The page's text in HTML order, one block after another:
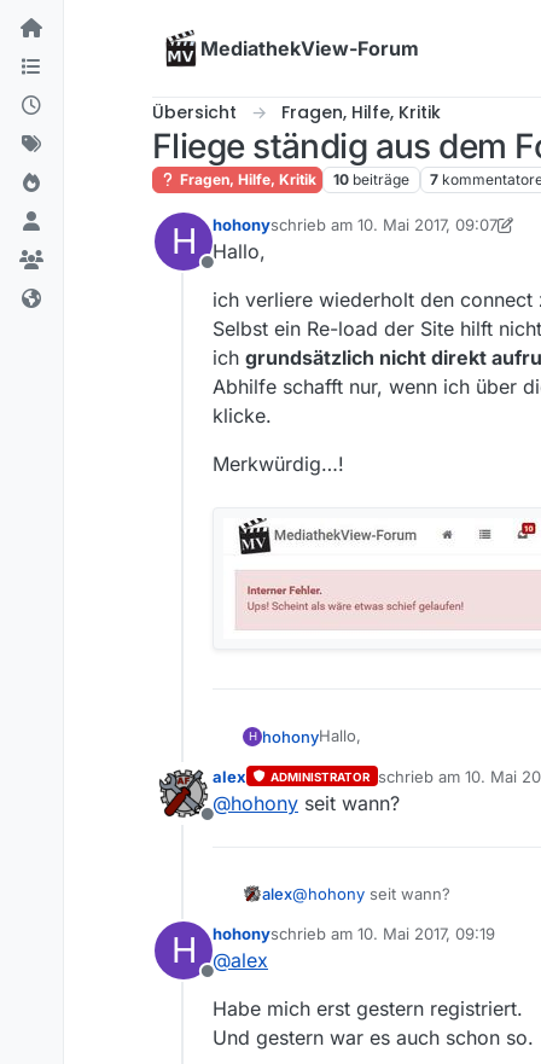
Skip to content
MediathekView-Forum
Übersicht Fragen, Hilfe, Kritik
Fliege ständig aus dem
Fragen, Hilfe, Kritik 10 beiträge 7
H
Offline
hohonyschrieb am 10. Mai 2017, 09:07
zuletzt editiert von hohony5. Okt.
Hallo,
ich verliere wiederholt den
Selbst ein Re-load der Site hilft
ich grundsätzlich nicht direkt
Abhilfe schafft nur, wenn ich über
klicke.
Merkwürdig…!
H hohonyHallo,
ich verliere wiederholt den
Selbst ein Re-load der Site
Offline
alex ADMINISTRATOR schrieb am 10. Mai
zuletzt editiert von
@hohony seit wann?
alex@hohony seit wann?
H
Offline
hohonyschrieb am 10. Mai 2017, 09:19
zuletzt editiert von
@alex
Habe mich erst gestern registriert.
Und gestern war es auch schon so.